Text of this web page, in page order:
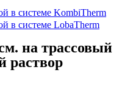
в системе KombiTherm
в системе LobaTherm
на трассовый
раствор